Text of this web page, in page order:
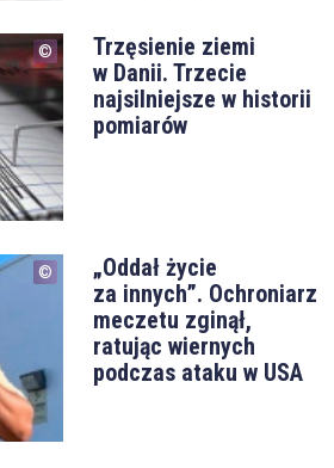
Trzęsienie ziemi
w Danii. Trzecie
najsilniejsze w historii
pomiarów
„Oddał życie
za innych”. Ochroniarz
meczetu zginął,
ratując wiernych
podczas ataku w USA